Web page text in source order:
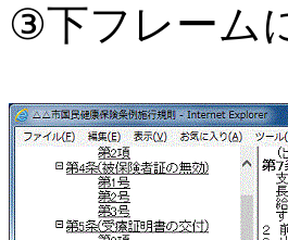
③下フレーム